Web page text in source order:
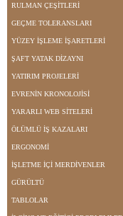
RULMAN ÇEŞİTLERİ
GEÇME TOLERANSLARI
YÜZEY İŞLEME İŞARETLERİ
ŞAFT YATAK DİZAYNI
YATIRIM PROJELERİ
EVRENİN KRONOLOJİSİ
YARARLI WEB SİTELERİ
ÖLÜMLÜ İŞ KAZALARI
ERGONOMİ
İŞLETME İÇİ MERDİVENLER
GÜRÜLTÜ
TABLOLAR